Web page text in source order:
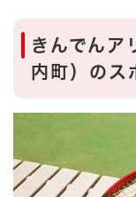
きんでん
内町）のス